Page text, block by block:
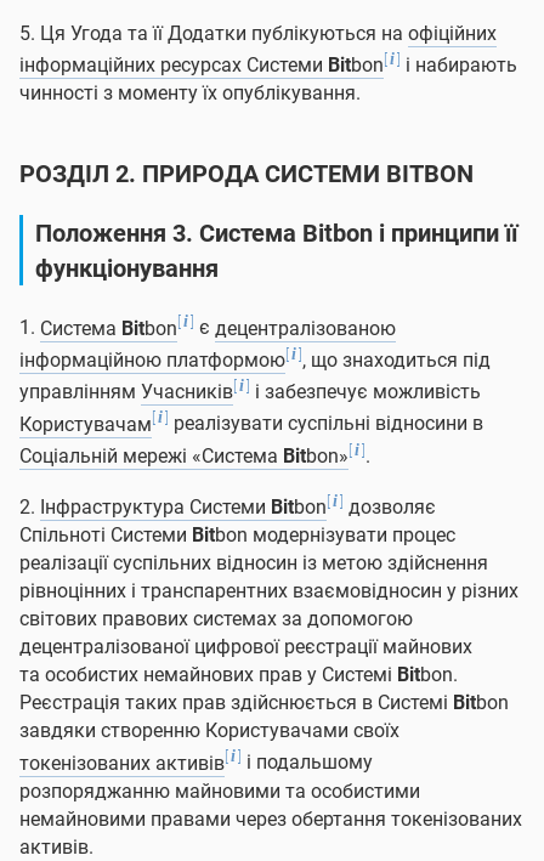
5. Ця Угода та її Додатки публікуються на офіційних
інформаційних ресурсах Системи Bitbon[i] і набирають
чинності з моменту їх опублікування.
РОЗДІЛ 2. ПРИРОДА СИСТЕМИ BITBON
Положення 3. Система Bitbon і принципи її
функціонування
1. Система Bitbon[i] є децентралізованою
інформаційною платформою[i], що знаходиться під
управлінням Учасників[i] і забезпечує можливість
Користувачам[i] реалізувати суспільні відносини в
Соціальній мережі «Система Bitbon»[i].
2. Інфраструктура Системи Bitbon[i] дозволяє
Спільноті Системи Bitbon модернізувати процес
реалізації суспільних відносин із метою здійснення
рівноцінних і транспарентних взаємовідносин у різних
світових правових системах за допомогою
децентралізованої цифрової реєстрації майнових
та особистих немайнових прав у Системі Bitbon.
Реєстрація таких прав здійснюється в Системі Bitbon
завдяки створенню Користувачами своїх
токенізованих активів[i] і подальшому
розпоряджанню майновими та особистими
немайновими правами через обертання токенізованих
активів.